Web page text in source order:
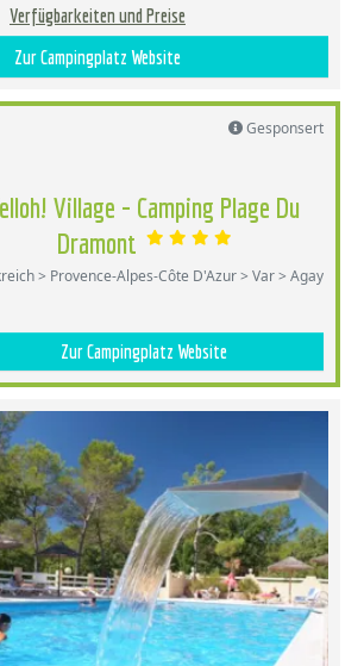
Verfügbarkeiten und Preise
Zur Campingplatz Website
Gesponsert
Village - Camping Plage Du
Dramont
> Provence-Alpes-Côte D'Azur > Var > Agay
Zur Campingplatz Website